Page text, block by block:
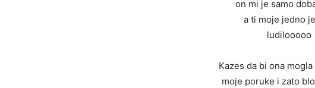
on mi je samo
a ti moje jedno
ludilooooo
Kazes da bi ona
moje poruke i zato